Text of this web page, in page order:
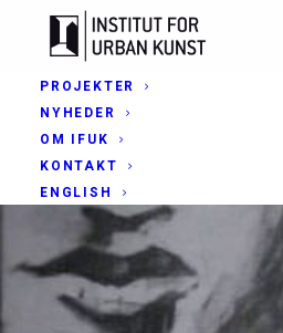
PROJEKTER
NYHEDER
OM IFUK
KONTAKT
ENGLISH